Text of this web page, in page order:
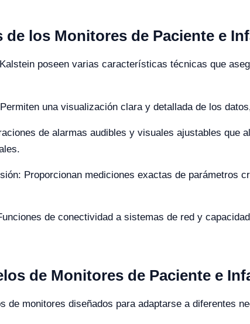
de los Monitores de Paciente e
poseen varias características técnicas que
una visualización clara y detallada de los
de alarmas audibles y visuales ajustables que
Proporcionan mediciones exactas de parámetros
de conectividad a sistemas de red y
de Monitores de Paciente e
de monitores diseñados para adaptarse a diferentes